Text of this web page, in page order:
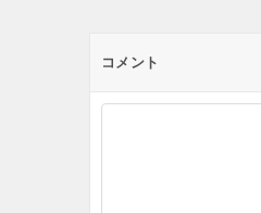
コメント